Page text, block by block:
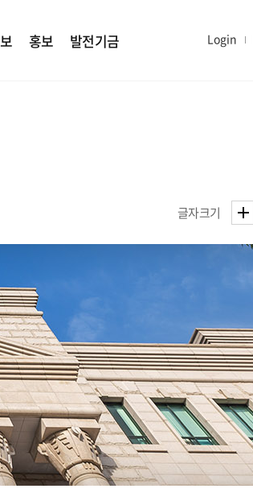
홍보 발전기금 Login
글자크기